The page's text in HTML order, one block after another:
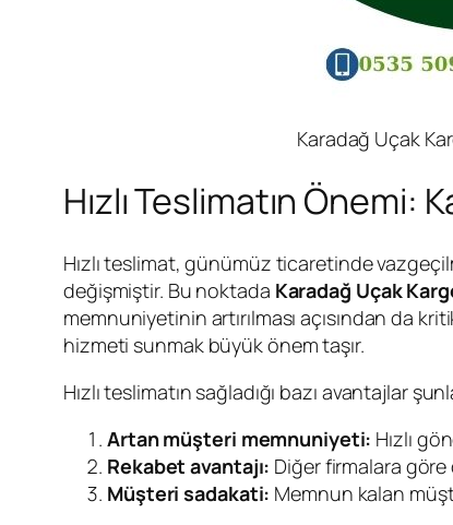
Karadağ Uçak
Hızlı Teslimatın Önemi:
Hızlı teslimat, günümüz ticaretinde
değişmiştir. Bu noktada Karadağ Uçak
memnuniyetinin artırılması açısından da
hizmeti sunmak büyük önem taşır.
Hızlı teslimatın sağladığı bazı avantajlar
Artan müşteri memnuniyeti: Hızlı
Rekabet avantajı: Diğer firmalara
Müşteri sadakati: Memnun kalan